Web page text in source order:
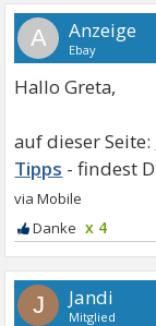
A
Hallo Greta,
Tipps
x 4
J Jandi
Mitglied